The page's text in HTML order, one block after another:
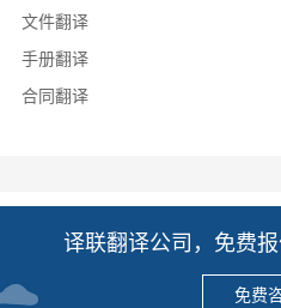
文件翻译
手册翻译
合同翻译
译联翻译公司，免费
免费